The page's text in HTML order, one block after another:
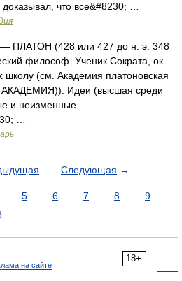
что все&#8230; …
— ПЛАТОН (428 или 427 до н. э. 348
философ. Ученик Сократа, ок.
(см. Академия платоновская
Идеи (высшая среди
и неизменные
…
Следующая →
5 6 7 8
9
18+
на сайте